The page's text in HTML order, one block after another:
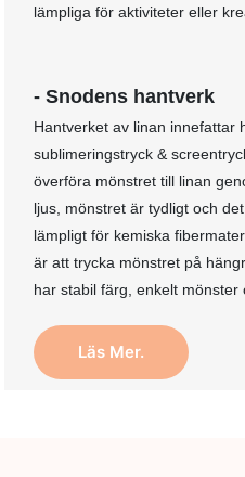
lämpliga för aktiviteter eller
- Snodens hantverk
Hantverket av linan innefattar
sublimeringstryck &
överföra mönstret till linan
ljus, mönstret är tydligt och
lämpligt för kemiska
är att trycka mönstret på
har stabil färg, enkelt mönster
Läs Mer.